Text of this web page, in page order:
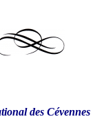
des Cévennes